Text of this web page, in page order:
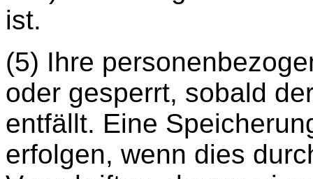
ist.
(5) Ihre
oder gesperrt, sobald
entfällt. Eine
erfolgen, wenn dies